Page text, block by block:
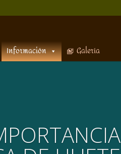
Información Galería